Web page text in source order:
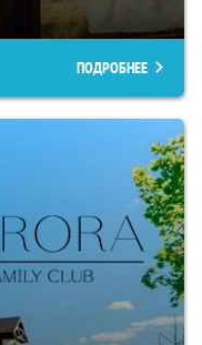
ПОДРОБНЕЕ